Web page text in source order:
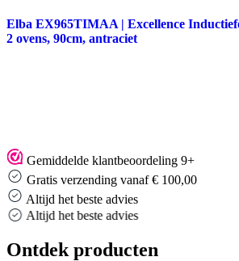
Elba EX965TIMAA | Excellence
2 ovens, 90cm, antraciet
Gemiddelde klantbeoordeling 9+
Gratis verzending vanaf € 100,00
Altijd het beste advies
Altijd het beste advies
Ontdek producten